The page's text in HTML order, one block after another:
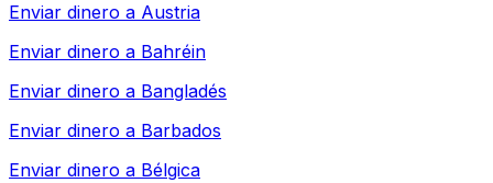
Enviar dinero a Austria
Enviar dinero a Bahréin
Enviar dinero a Bangladés
Enviar dinero a Barbados
Enviar dinero a Bélgica